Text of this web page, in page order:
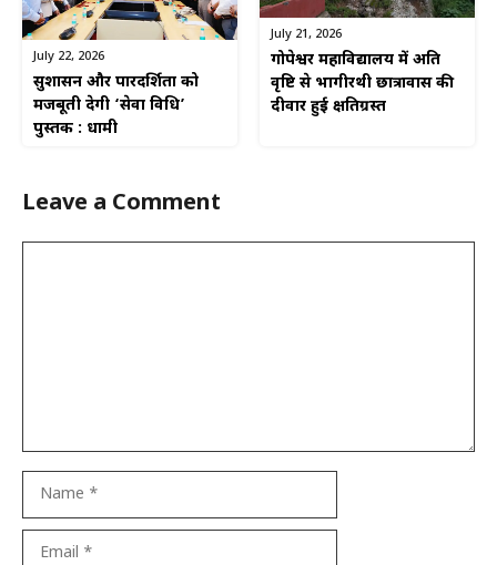
July 22, 2026
सुशासन और पारदर्शिता को
मजबूती देगी ‘सेवा विधि’
पुस्तक : धामी
July 21, 2026
गोपेश्वर महाविद्यालय में अति
वृष्टि से भागीरथी छात्रावास की
दीवार हुई क्षतिग्रस्त
Leave a Comment